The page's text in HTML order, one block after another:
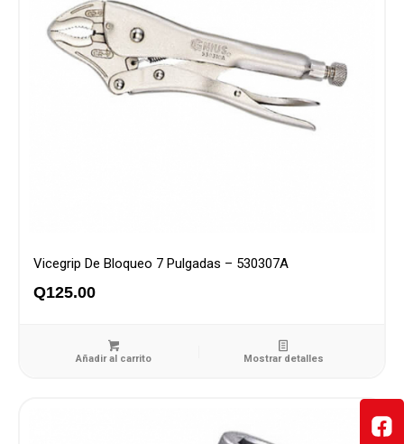
Vicegrip De Bloqueo 7 Pulgadas – 530307A
Q125.00
Añadir al carrito Mostrar detalles